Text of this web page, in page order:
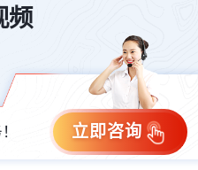
频
立即咨询